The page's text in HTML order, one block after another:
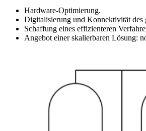
Hardware-Optimierung.
Digitalisierung und Konnektivität des
Schaffung eines effizienteren
Angebot einer skalierbaren Lösung: